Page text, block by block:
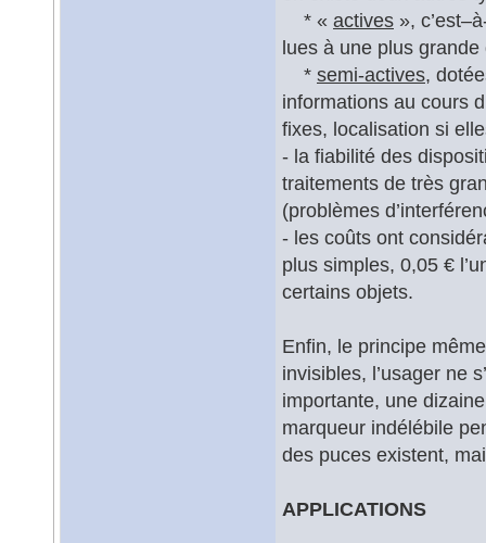
* « actives »,
lues à une plus grande
* semi-actives,
informations au cours
fixes, localisation si
- la fiabilité des
traitements de très
(problèmes
- les coûts ont
plus simples, 0,05 €
certains objets.
Enfin, le principe
invisibles, l’usager ne
importante, une
marqueur indélébile
des puces existent,
APPLICATIONS